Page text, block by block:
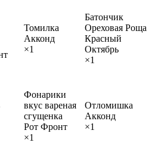
Томилка
Акконд
×1
Батончик
Ореховая Роща
Красный
Октябрь
×1
Фонарики
вкус вареная
сгущенка
Рот Фронт
×1
Отломишка
Акконд
×1